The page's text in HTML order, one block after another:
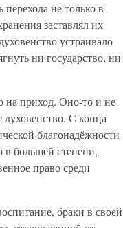
не только в
заставлял их
устраивало
ни государство, ни
на приход. Оно-то и не
С конца
благонадёжности
в большей степени,
право среди
браки в своей